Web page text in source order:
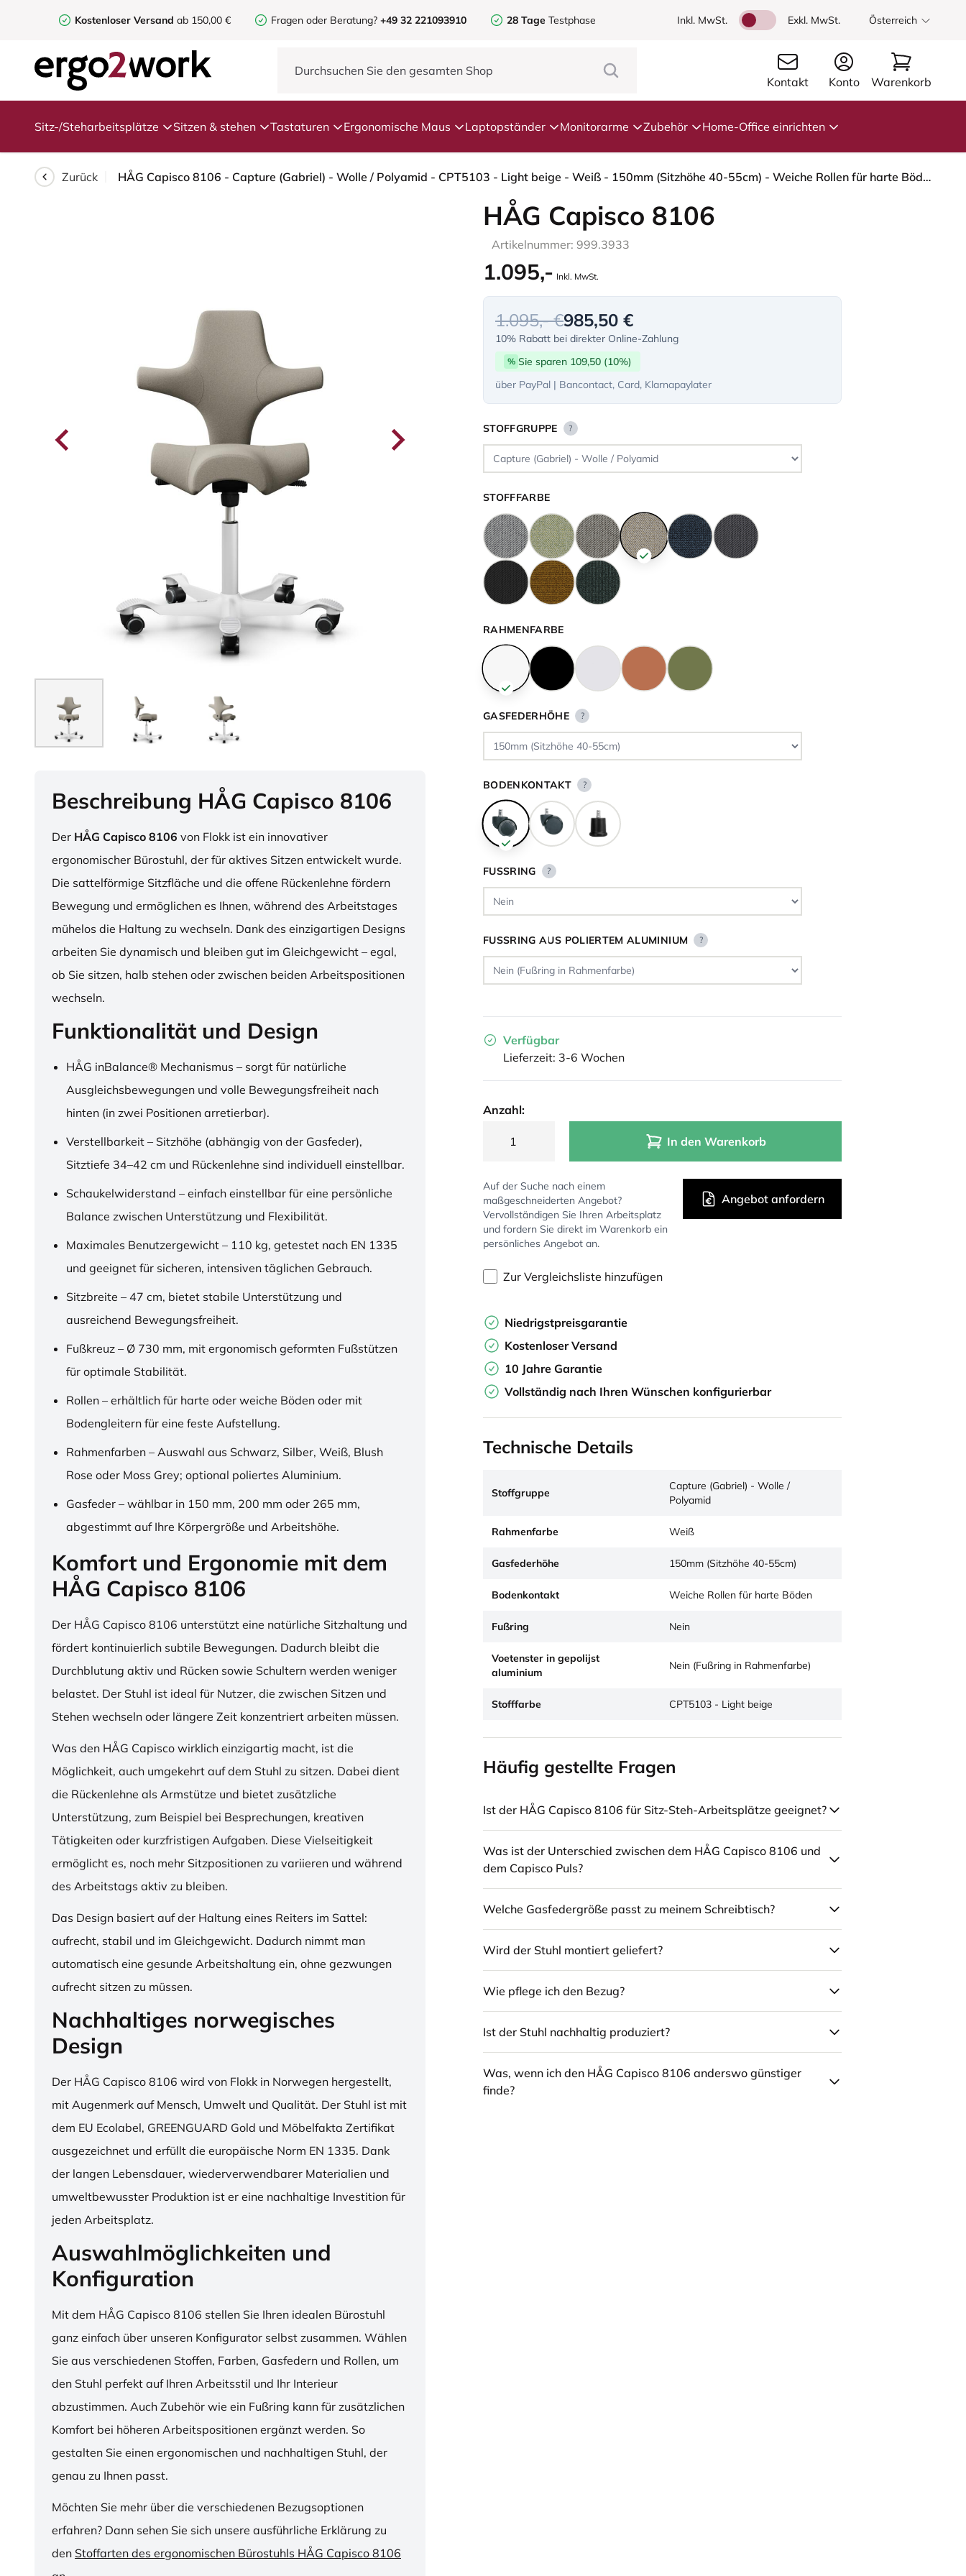
Kostenloser Versand ab 150,00 € Fragen oder Beratung? +49 32 221093910 28 Tage Testphase Inkl. MwSt. Exkl. MwSt. Österreich
Kontakt Konto Warenkorb
Sitz-/Steharbeitsplätze Sitzen & stehen Tastaturen Ergonomische Maus Laptopständer Monitorarme Zubehör Home-Office einrichten
Zurück HÅG Capisco 8106 - Capture (Gabriel) - Wolle / Polyamid - CPT5103 - Light beige - Weiß - 150mm (Sitzhöhe 40-55cm) - Weiche Rollen für harte Böden
Beschreibung HÅG Capisco 8106
Der HÅG Capisco 8106 von Flokk ist ein innovativer
ergonomischer Bürostuhl, der für aktives Sitzen entwickelt wurde.
Die sattelförmige Sitzfläche und die offene Rückenlehne fördern
Bewegung und ermöglichen es Ihnen, während des Arbeitstages
mühelos die Haltung zu wechseln. Dank des einzigartigen Designs
arbeiten Sie dynamisch und bleiben gut im Gleichgewicht – egal,
ob Sie sitzen, halb stehen oder zwischen beiden Arbeitspositionen
wechseln.
Funktionalität und Design
HÅG inBalance® Mechanismus – sorgt für natürliche
Ausgleichsbewegungen und volle Bewegungsfreiheit nach
hinten (in zwei Positionen arretierbar).
Verstellbarkeit – Sitzhöhe (abhängig von der Gasfeder),
Sitztiefe 34–42 cm und Rückenlehne sind individuell einstellbar.
Schaukelwiderstand – einfach einstellbar für eine persönliche
Balance zwischen Unterstützung und Flexibilität.
Maximales Benutzergewicht – 110 kg, getestet nach EN 1335
und geeignet für sicheren, intensiven täglichen Gebrauch.
Sitzbreite – 47 cm, bietet stabile Unterstützung und
ausreichend Bewegungsfreiheit.
Fußkreuz – Ø 730 mm, mit ergonomisch geformten Fußstützen
für optimale Stabilität.
Rollen – erhältlich für harte oder weiche Böden oder mit
Bodengleitern für eine feste Aufstellung.
Rahmenfarben – Auswahl aus Schwarz, Silber, Weiß, Blush
Rose oder Moss Grey; optional poliertes Aluminium.
Gasfeder – wählbar in 150 mm, 200 mm oder 265 mm,
abgestimmt auf Ihre Körpergröße und Arbeitshöhe.
Komfort und Ergonomie mit dem
HÅG Capisco 8106
Der HÅG Capisco 8106 unterstützt eine natürliche Sitzhaltung und
fördert kontinuierlich subtile Bewegungen. Dadurch bleibt die
Durchblutung aktiv und Rücken sowie Schultern werden weniger
belastet. Der Stuhl ist ideal für Nutzer, die zwischen Sitzen und
Stehen wechseln oder längere Zeit konzentriert arbeiten müssen.
Was den HÅG Capisco wirklich einzigartig macht, ist die
Möglichkeit, auch umgekehrt auf dem Stuhl zu sitzen. Dabei dient
die Rückenlehne als Armstütze und bietet zusätzliche
Unterstützung, zum Beispiel bei Besprechungen, kreativen
Tätigkeiten oder kurzfristigen Aufgaben. Diese Vielseitigkeit
ermöglicht es, noch mehr Sitzpositionen zu variieren und während
des Arbeitstags aktiv zu bleiben.
Das Design basiert auf der Haltung eines Reiters im Sattel:
aufrecht, stabil und im Gleichgewicht. Dadurch nimmt man
automatisch eine gesunde Arbeitshaltung ein, ohne gezwungen
aufrecht sitzen zu müssen.
Nachhaltiges norwegisches
Design
Der HÅG Capisco 8106 wird von Flokk in Norwegen hergestellt,
mit Augenmerk auf Mensch, Umwelt und Qualität. Der Stuhl ist mit
dem EU Ecolabel, GREENGUARD Gold und Möbelfakta Zertifikat
ausgezeichnet und erfüllt die europäische Norm EN 1335. Dank
der langen Lebensdauer, wiederverwendbarer Materialien und
umweltbewusster Produktion ist er eine nachhaltige Investition für
jeden Arbeitsplatz.
Auswahlmöglichkeiten und
Konfiguration
Mit dem HÅG Capisco 8106 stellen Sie Ihren idealen Bürostuhl
ganz einfach über unseren Konfigurator selbst zusammen. Wählen
Sie aus verschiedenen Stoffen, Farben, Gasfedern und Rollen, um
den Stuhl perfekt auf Ihren Arbeitsstil und Ihr Interieur
abzustimmen. Auch Zubehör wie ein Fußring kann für zusätzlichen
Komfort bei höheren Arbeitspositionen ergänzt werden. So
gestalten Sie einen ergonomischen und nachhaltigen Stuhl, der
genau zu Ihnen passt.
Möchten Sie mehr über die verschiedenen Bezugsoptionen
erfahren? Dann sehen Sie sich unsere ausführliche Erklärung zu
den Stoffarten des ergonomischen Bürostuhls HÅG Capisco 8106
HÅG Capisco 8106
Artikelnummer: 999.3933
1.095,- Inkl. MwSt.
1.095,- €985,50 €
10% Rabatt bei direkter Online-Zahlung
% Sie sparen 109,50 (10%)
über PayPal | Bancontact, Card, Klarnapaylater
STOFFGRUPPE ?
STOFFFARBE
RAHMENFARBE
GASFEDERHÖHE ?
BODENKONTAKT ?
FUSSRING ?
FUSSRING AUS POLIERTEM ALUMINIUM ?
Verfügbar
Lieferzeit: 3-6 Wochen
Anzahl:
In den Warenkorb
Auf der Suche nach einem
maßgeschneiderten Angebot?
Vervollständigen Sie Ihren Arbeitsplatz
und fordern Sie direkt im Warenkorb ein
persönliches Angebot an.
Angebot anfordern
Zur Vergleichsliste hinzufügen
Niedrigstpreisgarantie
Kostenloser Versand
10 Jahre Garantie
Vollständig nach Ihren Wünschen konfigurierbar
Technische Details
Stoffgruppe
Capture (Gabriel) - Wolle /
Polyamid
Rahmenfarbe Weiß
Gasfederhöhe 150mm (Sitzhöhe 40-55cm)
Bodenkontakt Weiche Rollen für harte Böden
Fußring Nein
Voetenster in gepolijst
aluminium
Nein (Fußring in Rahmenfarbe)
Stofffarbe CPT5103 - Light beige
Häufig gestellte Fragen
Ist der HÅG Capisco 8106 für Sitz-Steh-Arbeitsplätze geeignet?
Was ist der Unterschied zwischen dem HÅG Capisco 8106 und
dem Capisco Puls?
Welche Gasfedergröße passt zu meinem Schreibtisch?
Wird der Stuhl montiert geliefert?
Wie pflege ich den Bezug?
Ist der Stuhl nachhaltig produziert?
Was, wenn ich den HÅG Capisco 8106 anderswo günstiger
finde?